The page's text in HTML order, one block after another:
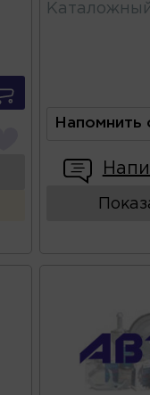
Напомнить